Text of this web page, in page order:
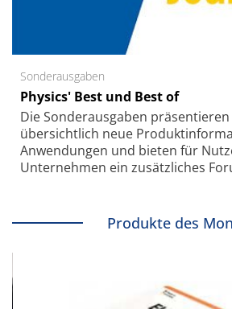
Sonderausgaben
Physics' Best und Best of
Die Sonder­ausgaben
übersichtlich neue
Anwendungen und bieten für
Unternehmen ein zusätzliches
Produkte des